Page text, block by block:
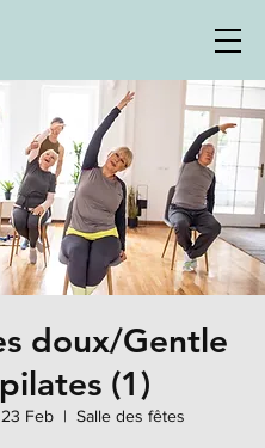
doux/Gentle
pilates (1)
Feb
  |
Salle des fêtes